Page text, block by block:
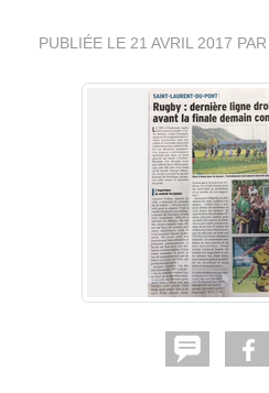
PUBLIÉE LE 21 AVRIL 2017 PAR